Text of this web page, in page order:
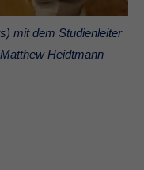
mit dem Studienleiter
Heidtmann